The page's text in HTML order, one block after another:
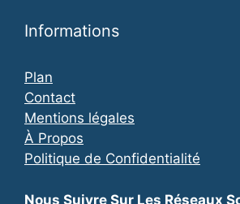
Informations
Plan
Contact
Mentions légales
À Propos
Politique de Confidentialité
Nous Suivre Sur Les Réseaux